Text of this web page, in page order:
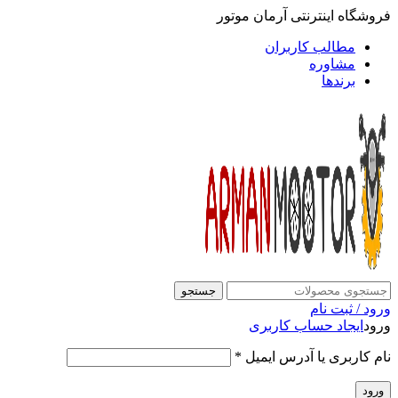
فروشگاه اینترنتی آرمان موتور
مطالب کاربران
مشاوره
برندها
جستجو
ورود / ثبت نام
ورود ایجاد حساب کاربری
نام کاربری یا آدرس ایمیل *
ورود